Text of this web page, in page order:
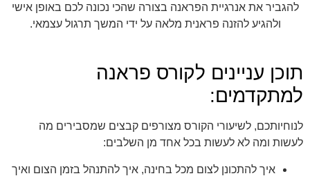
להגביר את אנרגיית הפראנה בצורה שהכי נכונה לכם באופן אישי
ולהגיע להזנה פראנית מלאה על ידי המשך תרגול עצמאי.
תוכן עניינים לקורס פראנה
למתקדמים:
לנוחיותכם, לשיעורי הקורס מצורפים קבצים שמסבירים מה
לעשות ומה לא לעשות בכל אחד מן השלבים:
איך להתכונן לצום מכל בחינה, איך להתנהל בזמן הצום ואיך